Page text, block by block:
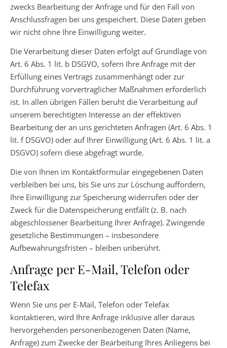
zwecks Bearbeitung der Anfrage und für den Fall von
Anschlussfragen bei uns gespeichert. Diese Daten geben
wir nicht ohne Ihre Einwilligung weiter.
Die Verarbeitung dieser Daten erfolgt auf Grundlage von
Art. 6 Abs. 1 lit. b DSGVO, sofern Ihre Anfrage mit der
Erfüllung eines Vertrags zusammenhängt oder zur
Durchführung vorvertraglicher Maßnahmen erforderlich
ist. In allen übrigen Fällen beruht die Verarbeitung auf
unserem berechtigten Interesse an der effektiven
Bearbeitung der an uns gerichteten Anfragen (Art. 6 Abs. 1
lit. f DSGVO) oder auf Ihrer Einwilligung (Art. 6 Abs. 1 lit. a
DSGVO) sofern diese abgefragt wurde.
Die von Ihnen im Kontaktformular eingegebenen Daten
verbleiben bei uns, bis Sie uns zur Löschung auffordern,
Ihre Einwilligung zur Speicherung widerrufen oder der
Zweck für die Datenspeicherung entfällt (z. B. nach
abgeschlossener Bearbeitung Ihrer Anfrage). Zwingende
gesetzliche Bestimmungen – insbesondere
Aufbewahrungsfristen – bleiben unberührt.
Anfrage per E-Mail, Telefon oder
Telefax
Wenn Sie uns per E-Mail, Telefon oder Telefax
kontaktieren, wird Ihre Anfrage inklusive aller daraus
hervorgehenden personenbezogenen Daten (Name,
Anfrage) zum Zwecke der Bearbeitung Ihres Anliegens bei